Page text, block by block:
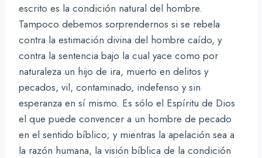
escrito es la condición natural del hombre.
Tampoco debemos sorprendernos si se rebela
contra la estimación divina del hombre caído, y
contra la sentencia bajo la cual yace como por
naturaleza un hijo de ira, muerto en delitos y
pecados, vil, contaminado, indefenso y sin
esperanza en sí mismo. Es sólo el Espíritu de Dios
el que puede convencer a un hombre de pecado
en el sentido bíblico; y mientras la apelación sea a
la razón humana, la visión bíblica de la condición